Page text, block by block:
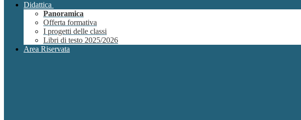
Didattica
Panoramica
Offerta formativa
I progetti delle classi
Libri di testo 2025/2026
Area Riservata